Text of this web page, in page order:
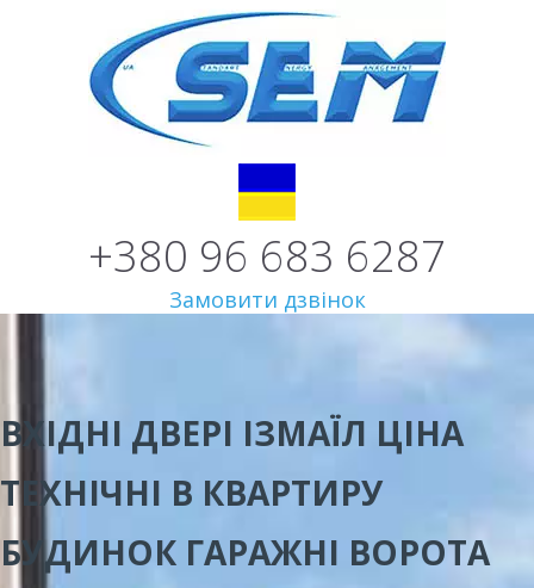
+380 96 683 6287
Замовити дзвінок
ВХІДНІ ДВЕРІ ІЗМАЇЛ ЦІНА
ТЕХНІЧНІ В КВАРТИРУ
БУДИНОК ГАРАЖНІ ВОРОТА